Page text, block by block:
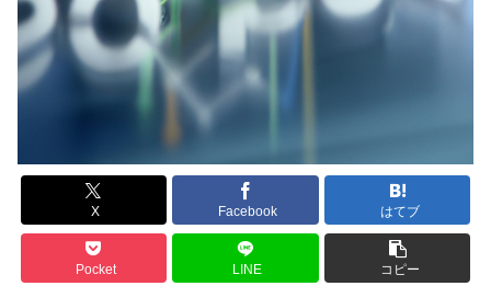
X Facebook はてブ
Pocket LINE コピー